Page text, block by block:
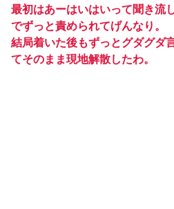
最初はあーはいはいって聞き流
でずっと責められてげんなり。
結局着いた後もずっとグダグダ
てそのまま現地解散したわ。